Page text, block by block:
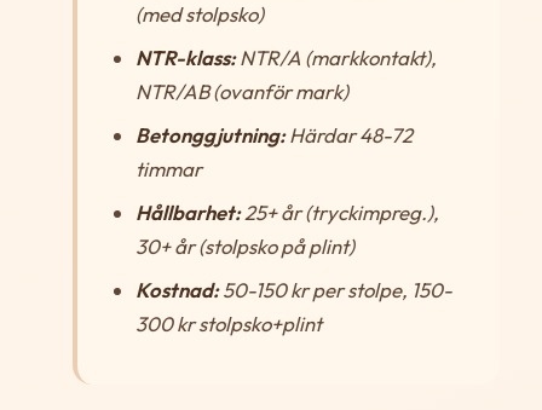
(med stolpsko)
NTR-klass:NTR/A (markkontakt),
NTR/AB (ovanför mark)
Betonggjutning:Härdar 48-72
timmar
Hållbarhet:25+ år (tryckimpreg.),
30+ år (stolpsko på plint)
Kostnad:50-150 kr per stolpe, 150-
300 kr stolpsko+plint